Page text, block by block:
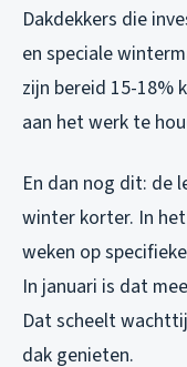
Dakdekkers die
en speciale
zijn bereid 15-18%
aan het werk te
En dan nog dit: de
winter korter. In
weken op
In januari is dat
Dat scheelt
dak genieten.